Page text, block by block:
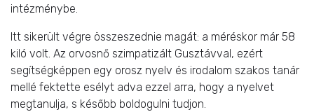
intézménybe.
Itt sikerült végre összeszednie magát: a méréskor már 58
kiló volt. Az orvosnő szimpatizált Gusztávval, ezért
segítségképpen egy orosz nyelv és irodalom szakos tanár
mellé fektette esélyt adva ezzel arra, hogy a nyelvet
megtanulja, s később boldogulni tudjon.